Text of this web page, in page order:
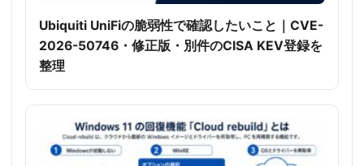
Ubiquiti UniFiの脆弱性で確認したいこと｜CVE-
2026-50746・修正版・別件のCISA KEV登録を
整理